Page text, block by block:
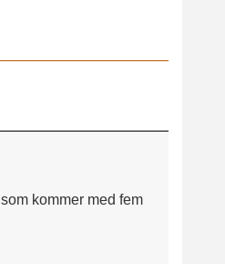
kommer med fem